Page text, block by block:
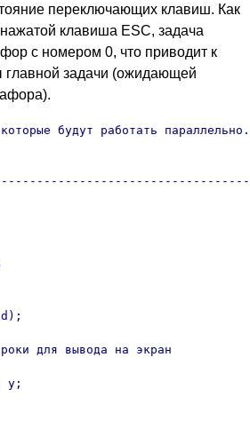
переключающих клавиш. Как
клавиша ESC, задача
с номером 0, что приводит к
задачи (ожидающей
будут работать параллельно.
для вывода на экран
y;